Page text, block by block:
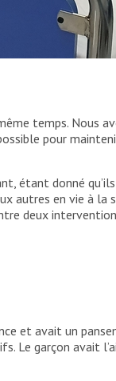
MSF
temps. Nous
pour
étant donné
en vie à la
deux
et avait un
Le garçon